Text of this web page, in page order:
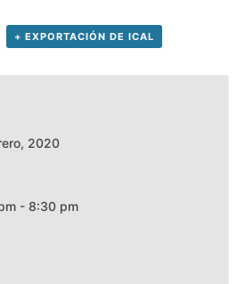
+ EXPORTACIÓN DE ICAL
2020
- 8:30 pm